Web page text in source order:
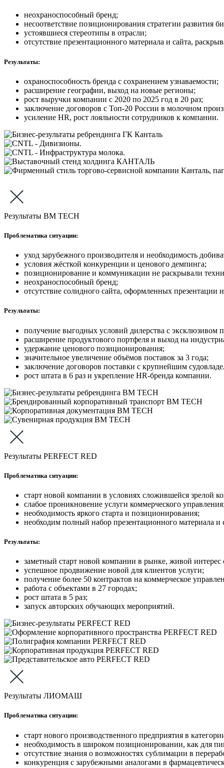
неохраноспособный бренд;
несоответствие позиционирования стратегии развития
устоявшиеся стереотипы в отрасли;
отсутствие презентационного материала и сайта,
Результаты:
охраноспособность бренда с сохранением узнаваемости;
расширение географии, выход на новые регионы;
рост выручки компании с 2020 по 2025 год в 20 раз;
заключение договоров с Топ-20 России в молочном
усиление HR, рост лояльности сотрудников к компании.
Результаты BM TECH
Проблематика ситуации:
уход зарубежного производителя и необходимость
условия жёсткой конкуренции и ценового демпинга;
позиционирование и коммуникации не раскрывали
неохраноспособный бренд;
отсутствие солидного сайта, оформленных презентации
Результаты:
получение выгодных условий дилерства с эксклюзивом
расширение продуктового портфеля и выход на
удержание ценового позиционирования;
значительное увеличение объёмов поставок за 3 года;
заключение договоров поставки с крупнейшим
рост штата в 6 раз и укрепление HR-бренда компании.
Результаты PERFECT RED
Проблематика ситуации:
старт новой компании в условиях сложившейся зрелой
слабое проникновение услуги коммерческого
необходимость яркого старта и позиционирования;
необходим полный набор презентационного материала и
Результаты:
заметный старт новой компании в рынке, живой интерес
успешное продвижение новой для клиентов услуги;
получение более 50 контрактов на коммерческое
работа с объектами в 27 городах;
рост штата в 5 раз;
запуск авторских обучающих мероприятий.
Результаты ЛИОМАШ
Проблематика ситуации:
старт нового производственного предприятия в
необходимость в широком позиционировании, как для
отсутствие знания о возможностях сублимации в
конкуренция с зарубежными аналогами в